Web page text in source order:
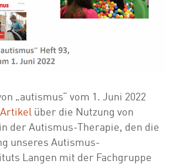
„autismus“ vom 1. Juni 2022
Artikel über die Nutzung von
der Autismus-Therapie, den die
unseres Autismus-
Langen mit der Fachgruppe